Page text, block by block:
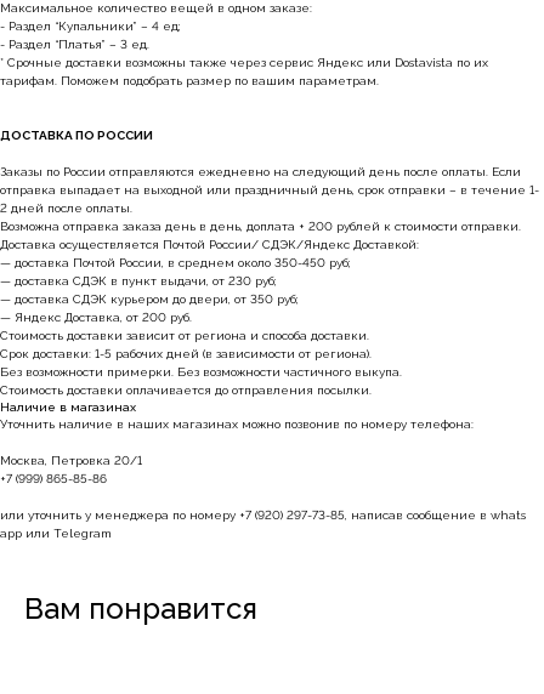
Максимальное количество вещей в одном заказе:
- Раздел “Купальники” – 4 ед;
- Раздел “Платья” – 3 ед.
* Срочные доставки возможны также через сервис Яндекс или Dostavista по их
тарифам. Поможем подобрать размер по вашим параметрам.
ДОСТАВКА ПО РОССИИ
Заказы по России отправляются ежедневно на следующий день после оплаты. Если
отправка выпадает на выходной или праздничный день, срок отправки – в течение 1-
2 дней после оплаты.
Возможна отправка заказа день в день, доплата + 200 рублей к стоимости отправки.
Доставка осуществляется Почтой России/ СДЭК/Яндекс Доставкой:
— доставка Почтой России, в среднем около 350-450 руб;
— доставка СДЭК в пункт выдачи, от 230 руб;
— доставка СДЭК курьером до двери, от 350 руб;
— Яндекс Доставка, от 200 руб.
Стоимость доставки зависит от региона и способа доставки.
Срок доставки: 1-5 рабочих дней (в зависимости от региона).
Без возможности примерки. Без возможности частичного выкупа.
Стоимость доставки оплачивается до отправления посылки.
Наличие в магазинах
Уточнить наличие в наших магазинах можно позвонив по номеру телефона:
Москва, Петровка 20/1
+7 (999) 865-85-86
или уточнить у менеджера по номеру +7 (920) 297-73-85, написав сообщение в whats
app или Telegram
Вам понравится